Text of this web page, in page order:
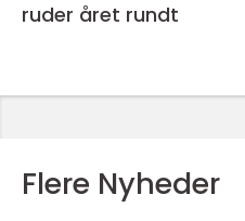
ruder året rundt
Flere Nyheder